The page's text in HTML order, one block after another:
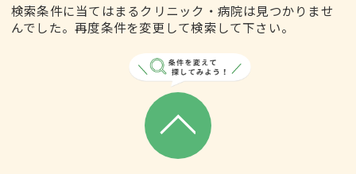
検索条件に当てはまるクリニック・病院は見つかりませ
んでした。再度条件を変更して検索して下さい。